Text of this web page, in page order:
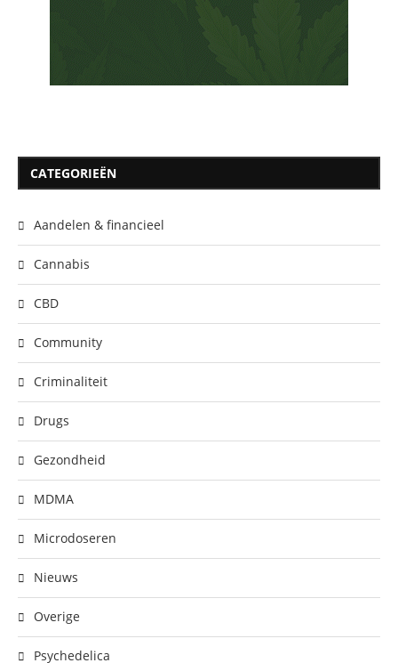
CATEGORIEËN
Aandelen & financieel
Cannabis
CBD
Community
Criminaliteit
Drugs
Gezondheid
MDMA
Microdoseren
Nieuws
Overige
Psychedelica